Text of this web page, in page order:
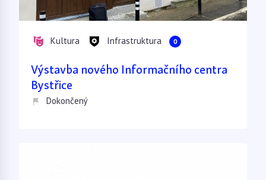
Kultura Infrastruktura 0
Výstavba nového Informačního centra
Bystřice
Dokončený